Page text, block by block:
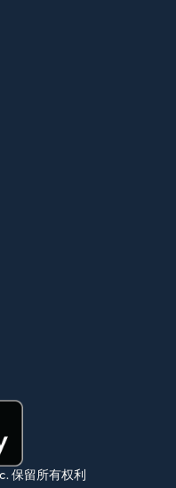
打开）
口中打开）
保留所有权利